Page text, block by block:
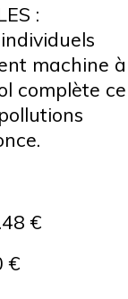
:
machine à
complète ce
€
€